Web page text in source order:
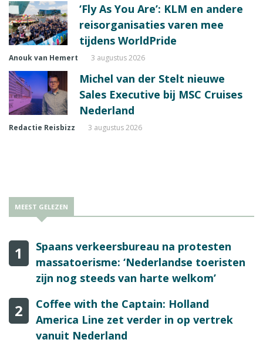
‘Fly As You Are’: KLM en andere
reisorganisaties varen mee
tijdens WorldPride
Anouk van Hemert 3 augustus 2026
Michel van der Stelt nieuwe
Sales Executive bij MSC Cruises
Nederland
Redactie Reisbizz 3 augustus 2026
MEEST GELEZEN
1
Spaans verkeersbureau na protesten
massatoerisme: ‘Nederlandse toeristen
zijn nog steeds van harte welkom’
2
Coffee with the Captain: Holland
America Line zet verder in op vertrek
vanuit Nederland